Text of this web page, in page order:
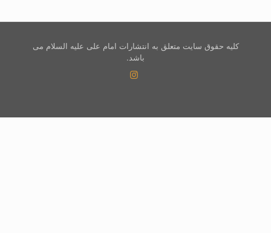
کلیه حقوق سایت متعلق به انتشارات امام علی علیه السلام می
باشد.